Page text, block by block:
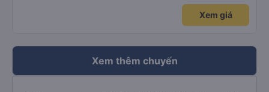
Xem giá
Xem thêm chuyến